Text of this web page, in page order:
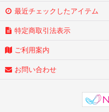
最近チェックしたアイテム
特定商取引法表示
ご利用案内
お問い合わせ